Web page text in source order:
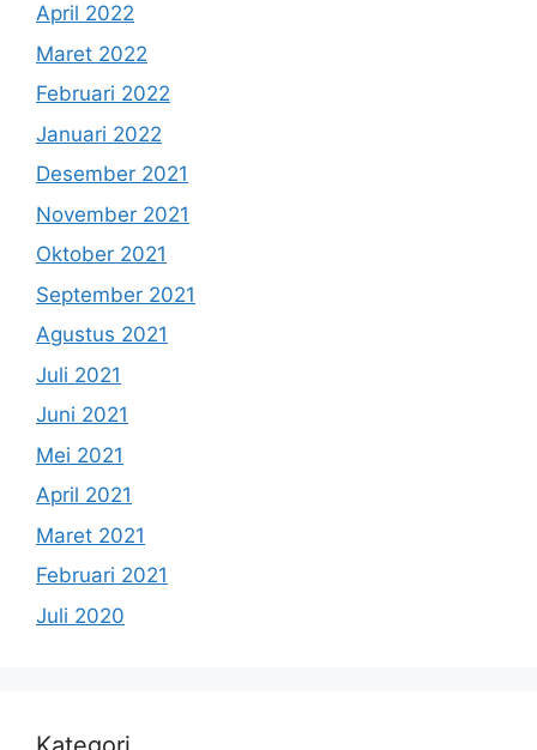
April 2022
Maret 2022
Februari 2022
Januari 2022
Desember 2021
November 2021
Oktober 2021
September 2021
Agustus 2021
Juli 2021
Juni 2021
Mei 2021
April 2021
Maret 2021
Februari 2021
Juli 2020